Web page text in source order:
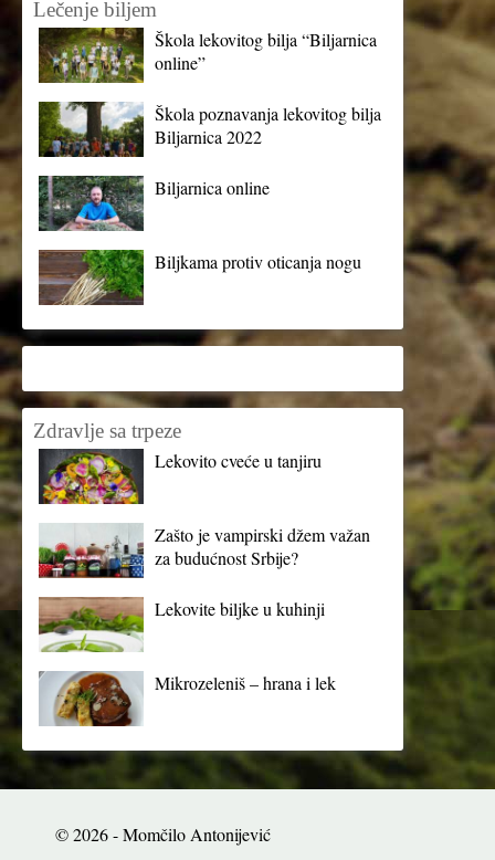
Lečenje biljem
Škola lekovitog bilja “Biljarnica
online”
Škola poznavanja lekovitog bilja
Biljarnica 2022
Biljarnica online
Biljkama protiv oticanja nogu
Zdravlje sa trpeze
Lekovito cveće u tanjiru
Zašto je vampirski džem važan
za budućnost Srbije?
Lekovite biljke u kuhinji
Mikrozeleniš – hrana i lek
© 2026 - Momčilo Antonijević